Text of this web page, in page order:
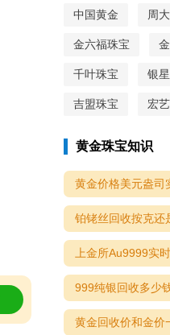
中国黄金 周
金六福珠宝
千叶珠宝 银
吉盟珠宝 宏
黄金珠宝知识
黄金价格美元盎司
铂铑丝回收按克还
上金所Au9999实
999纯银回收多少
黄金回收价和金价